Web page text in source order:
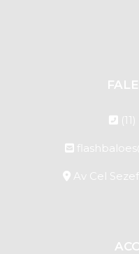
Av Cel